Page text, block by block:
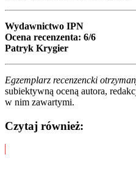
Wydawnictwo IPN
Ocena recenzenta: 6/6
Patryk Krygier
Egzemplarz recenzencki
subiektywną oceną autora,
w nim zawartymi.
Czytaj również: